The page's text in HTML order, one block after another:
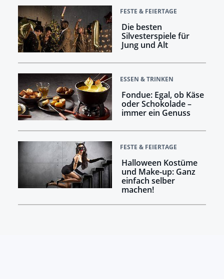
FESTE & FEIERTAGE
Die besten
Silvesterspiele für
Jung und Alt
ESSEN & TRINKEN
Fondue: Egal, ob Käse
oder Schokolade –
immer ein Genuss
FESTE & FEIERTAGE
Halloween Kostüme
und Make-up: Ganz
einfach selber
machen!